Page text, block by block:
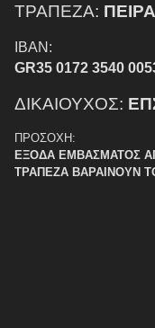
ΤΡΑΠΕΖΑ:
IBAN:
GR35 0172 3540
ΔΙΚΑΙΟΥΧΟΣ:
ΠΡΟΣΟΧΗ:
ΕΞΟΔΑ ΕΜΒΑΣΜΑΤΟΣ
ΤΡΑΠΕΖΑ ΒΑΡΑΙΝΟΥΝ